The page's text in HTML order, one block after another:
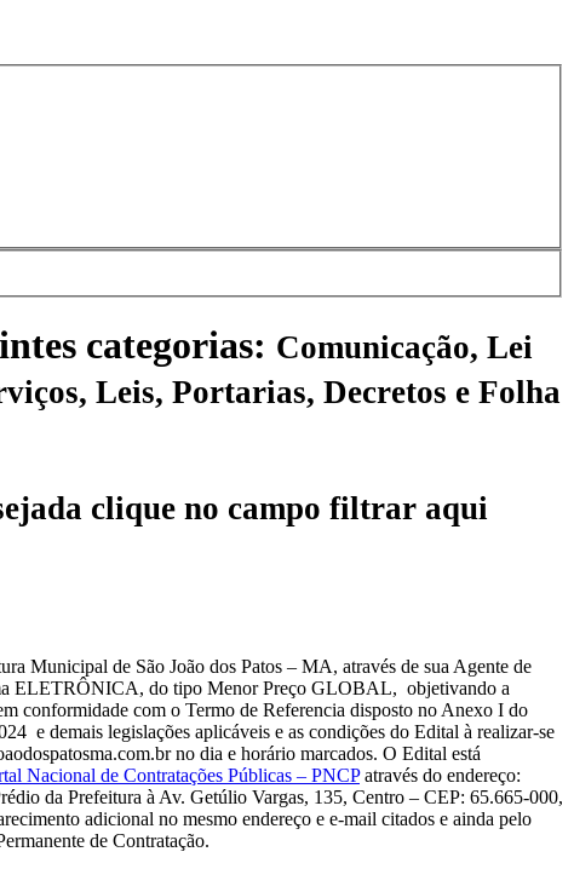
categorias: Comunicação, Lei
Leis, Portarias, Decretos e Folha
clique no campo filtrar aqui
Municipal de São João dos Patos – MA, através de sua Agente de
ELETRÔNICA, do tipo Menor Preço GLOBAL, objetivando a
conformidade com o Termo de Referencia disposto no Anexo I do
e demais legislações aplicáveis e as condições do Edital à realizar-se
no dia e horário marcados. O Edital está
Nacional de Contratações Públicas – PNCPatravés do endereço:
da Prefeitura à Av. Getúlio Vargas, 135, Centro – CEP: 65.665-000,
adicional no mesmo endereço e e-mail citados e ainda pelo
de Contratação.